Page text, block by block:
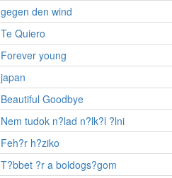
gegen den wind
Te Quiero
Forever young
japan
Beautiful Goodbye
Nem tudok n?lad n?lk?l ?lni
Feh?r h?ziko
T?bbet ?r a boldogs?gom